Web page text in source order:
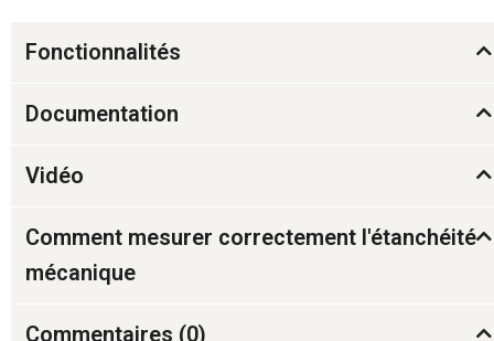
Fonctionnalités
Documentation
Vidéo
Comment mesurer correctement l'étanchéité
mécanique
Commentaires (0)